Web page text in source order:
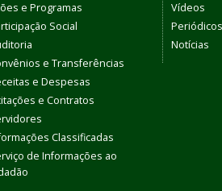
e Programas
Social
e Transferências
e Despesas
e Contratos
Classificadas
de Informações ao
Vídeos
Periódicos
Notícias